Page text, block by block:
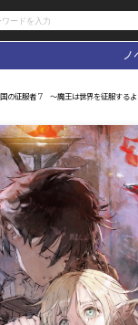
文庫
ノベルス
通販・
OVERLAP
オーバーラッ
ディングス
お問い合わ
オーバーラップ文庫
オーバーラップノベルス
ノ
の征服者 7 ～魔王は世界を征服するよ